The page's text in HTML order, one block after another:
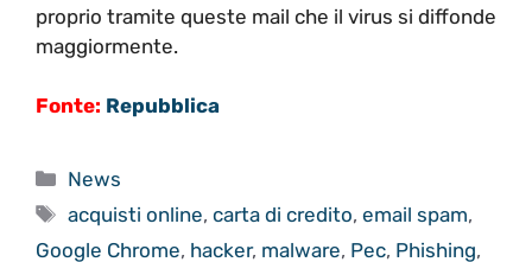
proprio tramite queste mail che il virus si diffonde
maggiormente.
Fonte: Repubblica
Categorie
News
Tag
acquisti online,carta di credito,email spam,
Google Chrome, hacker, malware, Pec, Phishing,